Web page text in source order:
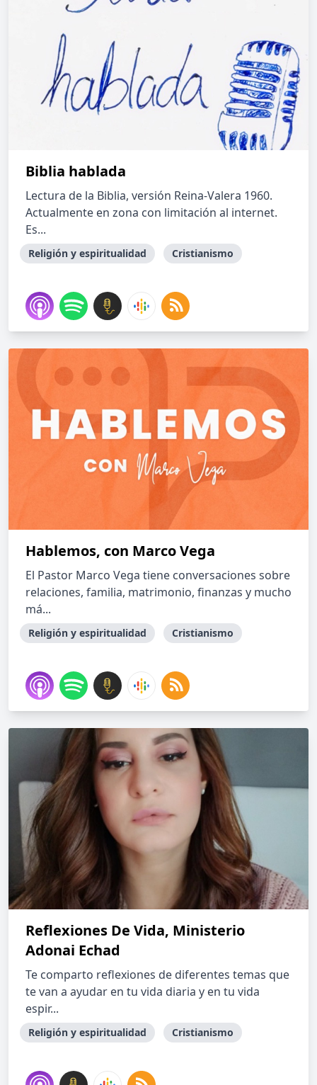
Biblia hablada
Lectura de la Biblia, versión Reina-Valera 1960.
Actualmente en zona con limitación al internet.
Es...
Religión y espiritualidad Cristianismo
Hablemos, con Marco Vega
El Pastor Marco Vega tiene conversaciones sobre
relaciones, familia, matrimonio, finanzas y mucho
má...
Religión y espiritualidad Cristianismo
Reflexiones De Vida, Ministerio
Adonai Echad
Te comparto reflexiones de diferentes temas que
te van a ayudar en tu vida diaria y en tu vida
espir...
Religión y espiritualidad Cristianismo